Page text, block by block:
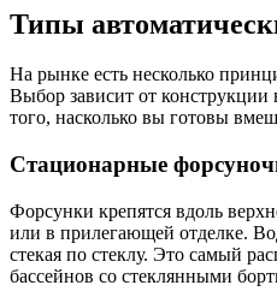
Типы
На рынке есть несколько
Выбор зависит от конструкции
того, насколько вы готовы
Стационарные
Форсунки крепятся вдоль
или в прилегающей отделке.
стекая по стеклу. Это самый
бассейнов со стеклянными